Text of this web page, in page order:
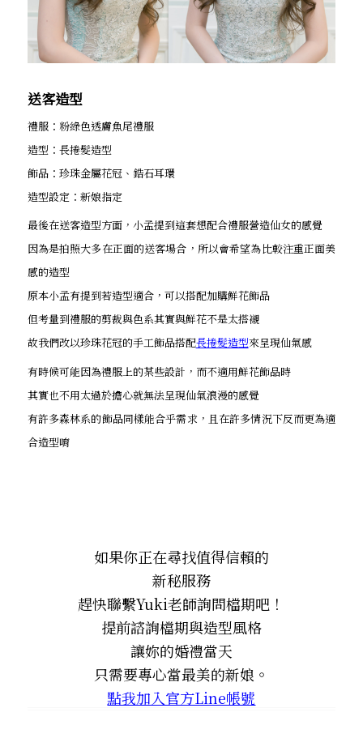
送客造型
禮服：粉綠色透膚魚尾禮服
造型：長捲髮造型
飾品：珍珠金屬花冠、鋯石耳環
造型設定：新娘指定
最後在送客造型方面，小孟提到這套想配合禮服營造仙女的感覺
因為是拍照大多在正面的送客場合，所以會希望為比較注重正面美
感的造型
原本小孟有提到若造型適合，可以搭配加購鮮花飾品
但考量到禮服的剪裁與色系其實與鮮花不是太搭襯
故我們改以珍珠花冠的手工飾品搭配長捲髮造型來呈現仙氣感
有時候可能因為禮服上的某些設計，而不適用鮮花飾品時
其實也不用太過於擔心就無法呈現仙氣浪漫的感覺
有許多森林系的飾品同樣能合乎需求，且在許多情況下反而更為適
合造型唷
如果你正在尋找值得信賴的
新秘服務
趕快聯繫Yuki老師詢問檔期吧！
提前諮詢檔期與造型風格
讓妳的婚禮當天
只需要專心當最美的新娘。
點我加入官方Line帳號